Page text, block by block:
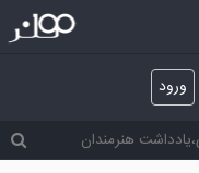
ورود